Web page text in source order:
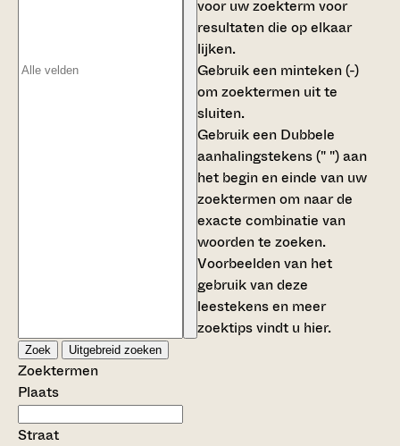
voor uw zoekterm voor
resultaten die op elkaar
lijken.
Gebruik een minteken (-)
om zoektermen uit te
sluiten.
Gebruik een Dubbele
aanhalingstekens (" ")aan
het begin en einde van uw
zoektermen om naar de
exacte combinatie van
woorden te zoeken.
Voorbeelden van het
gebruik van deze
leestekens en meer
zoektips vindt u hier.
Zoek Uitgebreid zoeken
Zoektermen
Plaats
Straat